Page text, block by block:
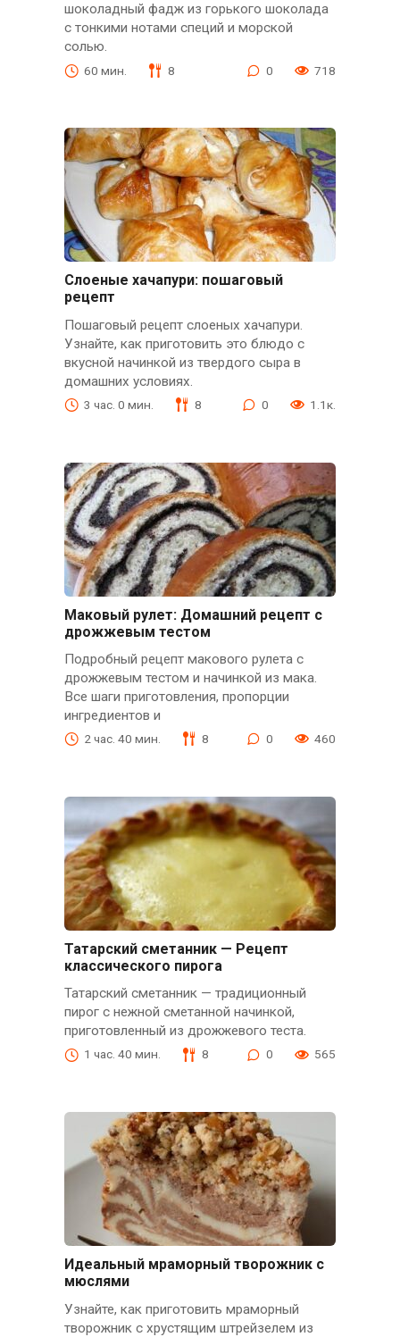
шоколадный фадж из горького шоколада
с тонкими нотами специй и морской
солью.
60 мин. 8 0 718
Слоеные хачапури: пошаговый
рецепт
Пошаговый рецепт слоеных хачапури.
Узнайте, как приготовить это блюдо с
вкусной начинкой из твердого сыра в
домашних условиях.
3 час. 0 мин. 8 0 1.1к.
Маковый рулет: Домашний рецепт с
дрожжевым тестом
Подробный рецепт макового рулета с
дрожжевым тестом и начинкой из мака.
Все шаги приготовления, пропорции
ингредиентов и
2 час. 40 мин. 8 0 460
Татарский сметанник — Рецепт
классического пирога
Татарский сметанник — традиционный
пирог с нежной сметанной начинкой,
приготовленный из дрожжевого теста.
1 час. 40 мин. 8 0 565
Идеальный мраморный творожник с
мюслями
Узнайте, как приготовить мраморный
творожник с хрустящим штрейзелем из